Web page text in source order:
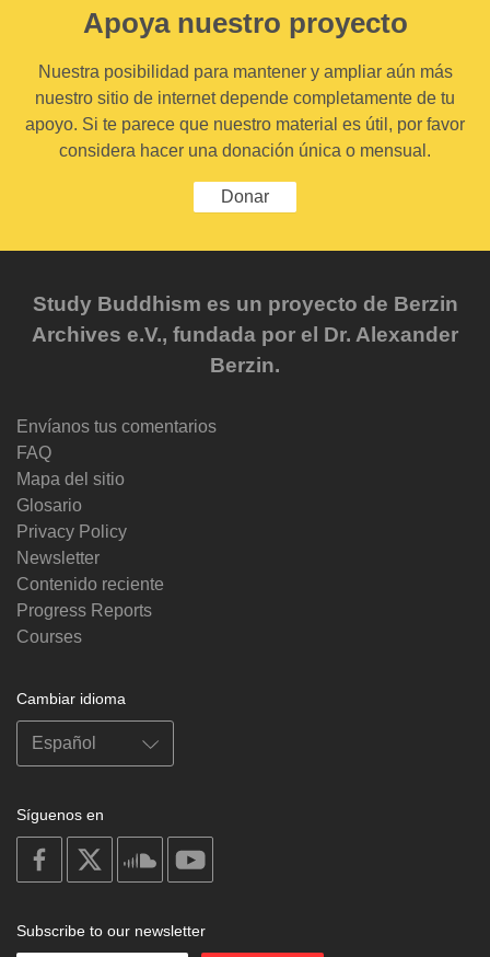
Apoya nuestro proyecto
Nuestra posibilidad para mantener y ampliar aún más
nuestro sitio de internet depende completamente de tu
apoyo. Si te parece que nuestro material es útil, por favor
considera hacer una donación única o mensual.
Donar
Study Buddhism es un proyecto de Berzin
Archives e.V., fundada por el Dr. Alexander
Berzin.
Envíanos tus comentarios
FAQ
Mapa del sitio
Glosario
Privacy Policy
Newsletter
Contenido reciente
Progress Reports
Courses
Cambiar idioma
Síguenos en
on
facebook
soundcloud
Subscribe to our newsletter